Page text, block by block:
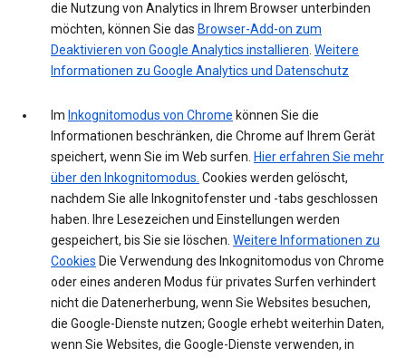
die Nutzung von Analytics in Ihrem Browser unterbinden
möchten, können Sie das Browser-Add-on zum
Deaktivieren von Google Analytics installieren. Weitere
Informationen zu Google Analytics und Datenschutz
Im Inkognitomodus von Chrome können Sie die
Informationen beschränken, die Chrome auf Ihrem Gerät
speichert, wenn Sie im Web surfen. Hier erfahren Sie mehr
über den Inkognitomodus. Cookies werden gelöscht,
nachdem Sie alle Inkognitofenster und -tabs geschlossen
haben. Ihre Lesezeichen und Einstellungen werden
gespeichert, bis Sie sie löschen. Weitere Informationen zu
Cookies Die Verwendung des Inkognitomodus von Chrome
oder eines anderen Modus für privates Surfen verhindert
nicht die Datenerherbung, wenn Sie Websites besuchen,
die Google-Dienste nutzen; Google erhebt weiterhin Daten,
wenn Sie Websites, die Google-Dienste verwenden, in